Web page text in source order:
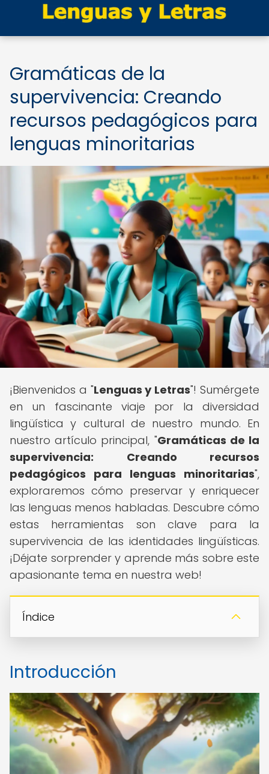
Gramáticas de la
supervivencia: Creando
recursos pedagógicos para
lenguas minoritarias
¡Bienvenidos a "Lenguas y Letras"! Sumérgete
en un fascinante viaje por la diversidad
lingüística y cultural de nuestro mundo. En
nuestro artículo principal, "Gramáticas de la
supervivencia: Creando recursos
pedagógicos para lenguas minoritarias",
exploraremos cómo preservar y enriquecer
las lenguas menos habladas. Descubre cómo
estas herramientas son clave para la
supervivencia de las identidades lingüísticas.
¡Déjate sorprender y aprende más sobre este
apasionante tema en nuestra web!
Índice
Introducción